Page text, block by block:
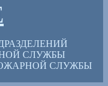
СЛУЖБЫ
СЛУЖБЫ